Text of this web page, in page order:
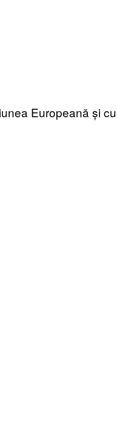
Europeană și